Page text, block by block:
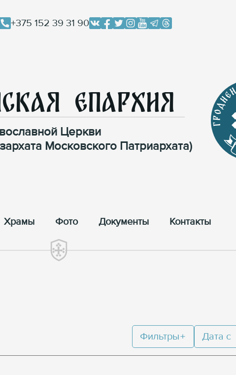
+375 152 39 31 90
Епархия
Церкви
Московского Патриархата)
Храмы Фото Документы Контакты
Фильтры Дата с